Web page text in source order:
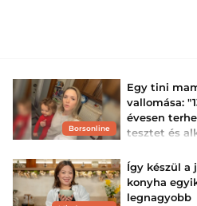
Borsonline
Egy tini
vallomása:
évesen
tesztet és
barátnőm
13 évesen esett
évesen pedig
első gyermekét.
Így készül a
konyha
legnagyobb